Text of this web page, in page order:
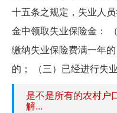
十五条之规定，失业人
金中领取失业保险金：
缴纳失业保险费满一年
的； （三）已经进行失
是不是所有的农村户
解...